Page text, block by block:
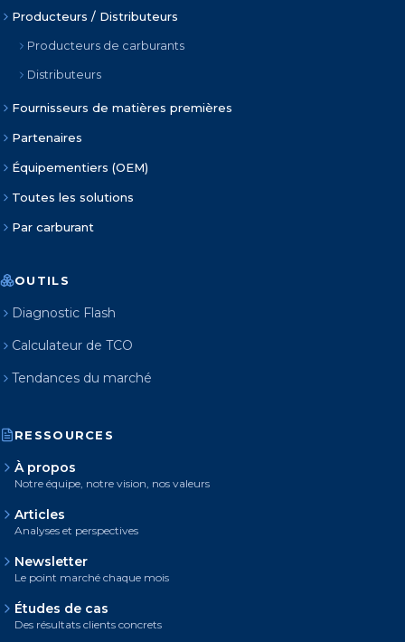
Producteurs / Distributeurs
Producteurs de carburants
Distributeurs
Fournisseurs de matières premières
Partenaires
Équipementiers (OEM)
Toutes les solutions
Par carburant
OUTILS
Diagnostic Flash
Calculateur de TCO
Tendances du marché
RESSOURCES
À propos
Notre équipe, notre vision, nos valeurs
Articles
Analyses et perspectives
Newsletter
Le point marché chaque mois
Études de cas
Des résultats clients concrets